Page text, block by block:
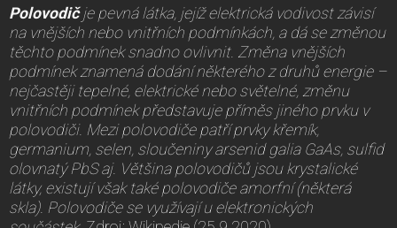
Polovodičje pevná látka, jejíž elektrická vodivost závisí
na vnějších nebo vnitřních podmínkách, a dá se změnou
těchto podmínek snadno ovlivnit. Změna vnějších
podmínek znamená dodání některého z druhů energie –
nejčastěji tepelné, elektrické nebo světelné, změnu
vnitřních podmínek představuje příměs jiného prvku v
polovodiči. Mezi polovodiče patří prvky křemík,
germanium, selen, sloučeniny arsenid galia GaAs, sulfid
olovnatý PbS aj. Většina polovodičů jsou krystalické
látky, existují však také polovodiče amorfní (některá
skla). Polovodiče se využívají u elektronických